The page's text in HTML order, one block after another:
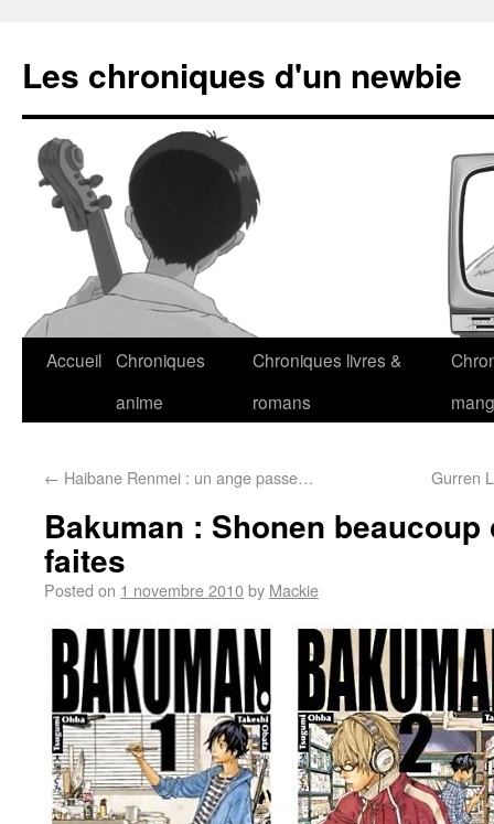
Les chroniques d'un newbie
Accueil Chroniques
anime
Chroniques livres &
romans
← Haibane Renmei : un ange passe… Gurren
Bakuman : Shonen
faites
Posted on 1 novembre 2010by Mackie